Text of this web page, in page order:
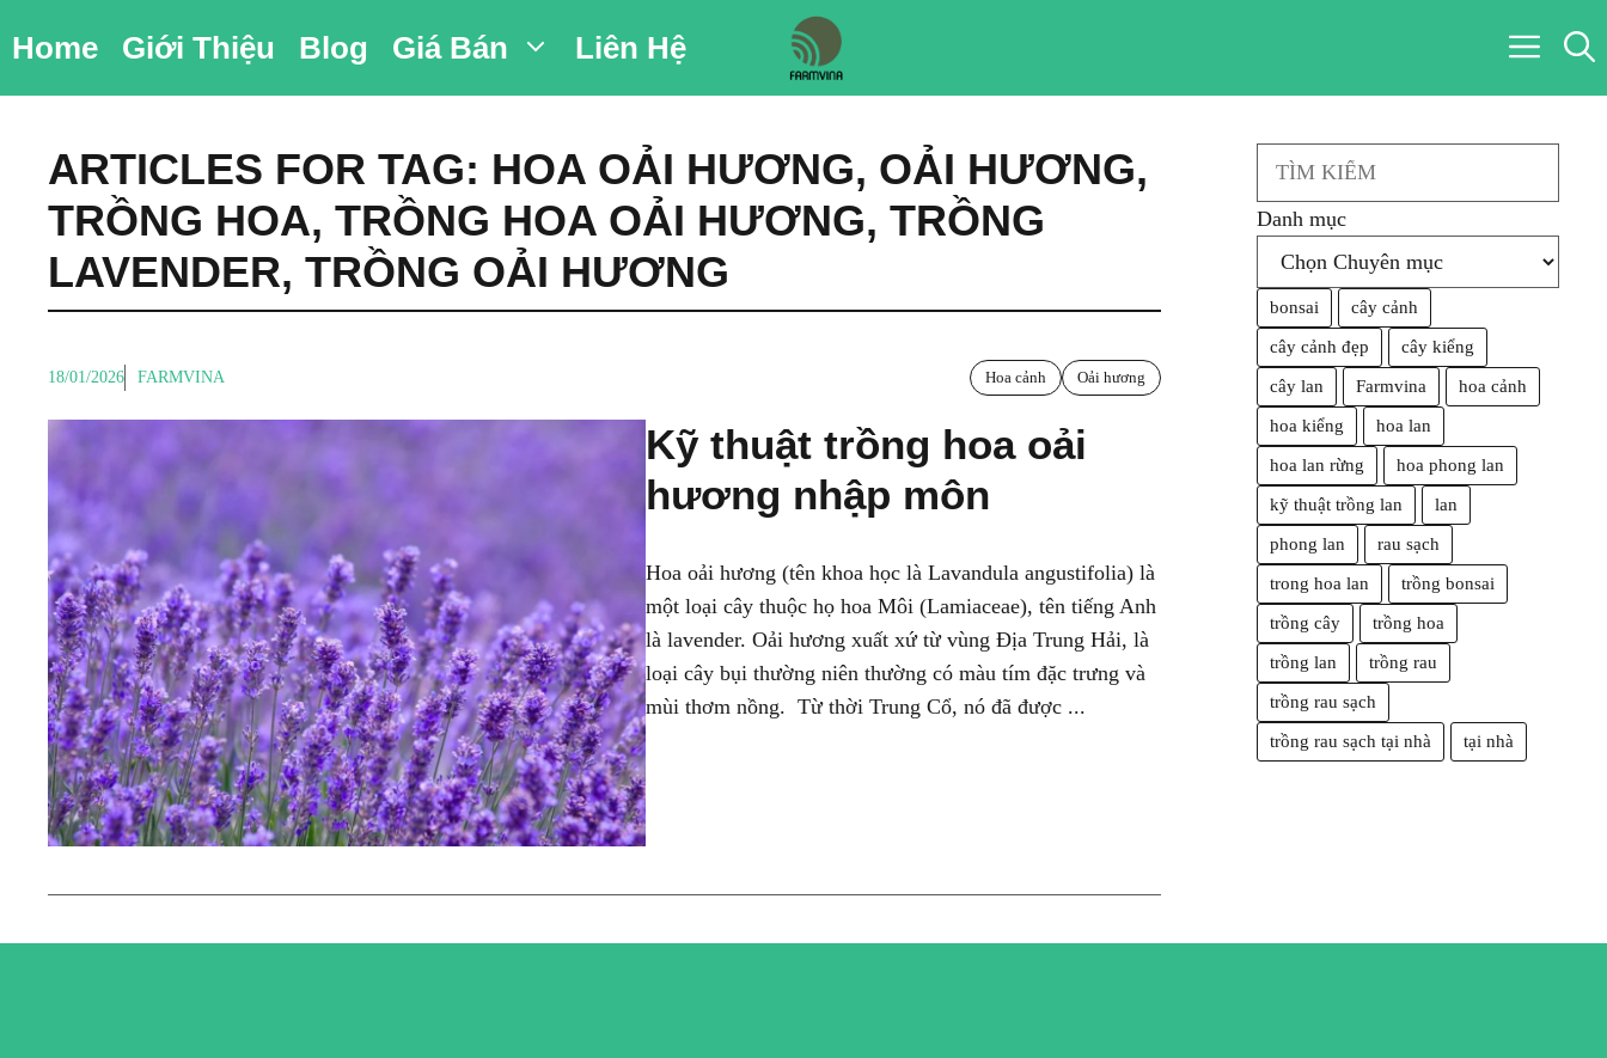
đếnHome Giới Thiệu Blog Giá Bán Liên Hệ
ARTICLES FOR TAG: HOA OẢI HƯƠNG, OẢI HƯƠNG,
TRỒNG HOA, TRỒNG HOA OẢI HƯƠNG, TRỒNG
LAVENDER, TRỒNG OẢI HƯƠNG
18/01/2026 FARMVINA Hoa cảnh Oải hương
Kỹ thuật trồng hoa oải
hương nhập môn
Hoa oải hương (tên khoa học là Lavandula angustifolia) là
một loại cây thuộc họ hoa Môi (Lamiaceae), tên tiếng Anh
là lavender. Oải hương xuất xứ từ vùng Địa Trung Hải, là
loại cây bụi thường niên thường có màu tím đặc trưng và
mùi thơm nồng. Từ thời Trung Cổ, nó đã được ...
Search
Danh mục
bonsai cây cảnh
cây cảnh đẹp cây kiểng
cây lan Farmvina hoa cảnh
hoa kiểng hoa lan
hoa lan rừng hoa phong lan
kỹ thuật trồng lan lan
phong lan rau sạch
trong hoa lan trồng bonsai
trồng cây trồng hoa
trồng lan trồng rau
trồng rau sạch
trồng rau sạch tại nhà tại nhà